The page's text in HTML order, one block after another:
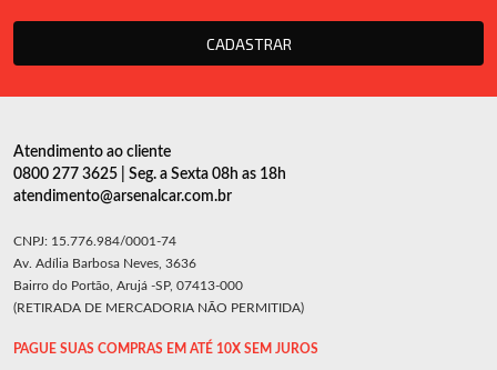
CADASTRAR
Atendimento ao cliente
0800 277 3625 | Seg. a Sexta 08h as 18h
atendimento@arsenalcar.com.br
CNPJ: 15.776.984/0001-74
Av. Adília Barbosa Neves, 3636
Bairro do Portão, Arujá -SP, 07413-000
(RETIRADA DE MERCADORIA NÃO PERMITIDA)
PAGUE SUAS COMPRAS EM ATÉ 10X SEM JUROS